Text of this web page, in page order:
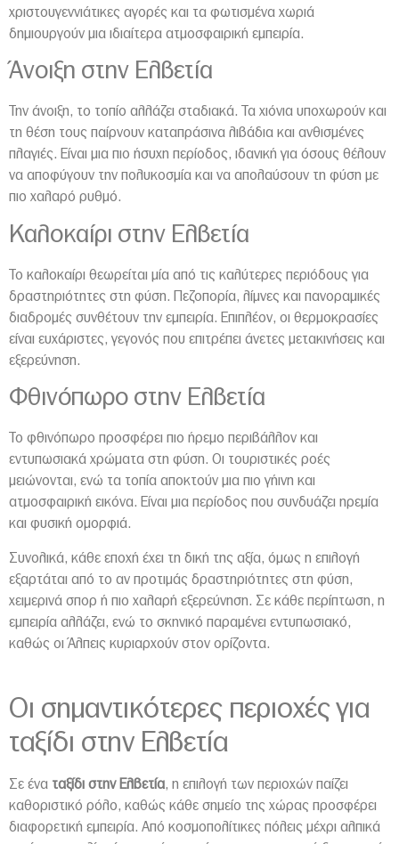
χριστουγεννιάτικες αγορές και τα φωτισμένα χωριά
δημιουργούν μια ιδιαίτερα ατμοσφαιρική εμπειρία.
Άνοιξη στην Ελβετία
Την άνοιξη, το τοπίο αλλάζει σταδιακά. Τα χιόνια υποχωρούν και
τη θέση τους παίρνουν καταπράσινα λιβάδια και ανθισμένες
πλαγιές. Είναι μια πιο ήσυχη περίοδος, ιδανική για όσους θέλουν
να αποφύγουν την πολυκοσμία και να απολαύσουν τη φύση με
πιο χαλαρό ρυθμό.
Καλοκαίρι στην Ελβετία
Το καλοκαίρι θεωρείται μία από τις καλύτερες περιόδους για
δραστηριότητες στη φύση. Πεζοπορία, λίμνες και πανοραμικές
διαδρομές συνθέτουν την εμπειρία. Επιπλέον, οι θερμοκρασίες
είναι ευχάριστες, γεγονός που επιτρέπει άνετες μετακινήσεις και
εξερεύνηση.
Φθινόπωρο στην Ελβετία
Το φθινόπωρο προσφέρει πιο ήρεμο περιβάλλον και
εντυπωσιακά χρώματα στη φύση. Οι τουριστικές ροές
μειώνονται, ενώ τα τοπία αποκτούν μια πιο γήινη και
ατμοσφαιρική εικόνα. Είναι μια περίοδος που συνδυάζει ηρεμία
και φυσική ομορφιά.
Συνολικά, κάθε εποχή έχει τη δική της αξία, όμως η επιλογή
εξαρτάται από το αν προτιμάς δραστηριότητες στη φύση,
χειμερινά σπορ ή πιο χαλαρή εξερεύνηση. Σε κάθε περίπτωση, η
εμπειρία αλλάζει, ενώ το σκηνικό παραμένει εντυπωσιακό,
καθώς οι Άλπεις κυριαρχούν στον ορίζοντα.
Οι σημαντικότερες περιοχές για
ταξίδι στην Ελβετία
Σε ένα ταξίδι στην Ελβετία, η επιλογή των περιοχών παίζει
καθοριστικό ρόλο, καθώς κάθε σημείο της χώρας προσφέρει
διαφορετική εμπειρία. Από κοσμοπολίτικες πόλεις μέχρι αλπικά